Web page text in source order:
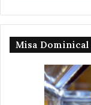
Misa Dominical